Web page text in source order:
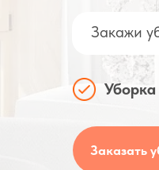
Закажи
Уборка
Заказать